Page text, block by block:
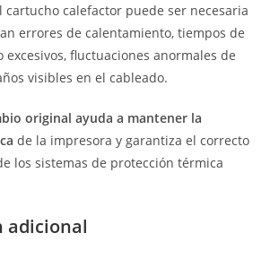
cartucho calefactor puede ser necesaria
errores de calentamiento, tiempos de
fluctuaciones anormales de
visibles en el cableado.
original ayuda a mantener la
de la impresora y garantiza el correcto
los sistemas de protección térmica
adicional